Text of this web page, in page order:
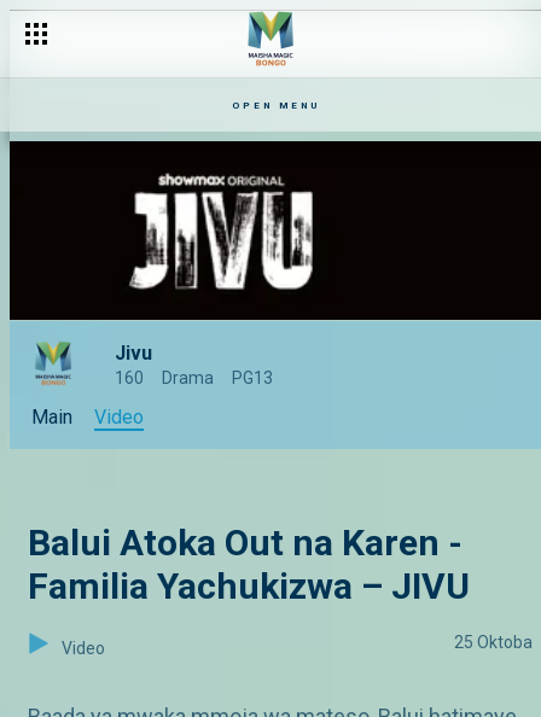
OPEN MENU
Jivu
160 Drama PG13
Main Video
Balui Atoka Out na Karen -
Familia Yachukizwa – JIVU
Video 25 Oktoba